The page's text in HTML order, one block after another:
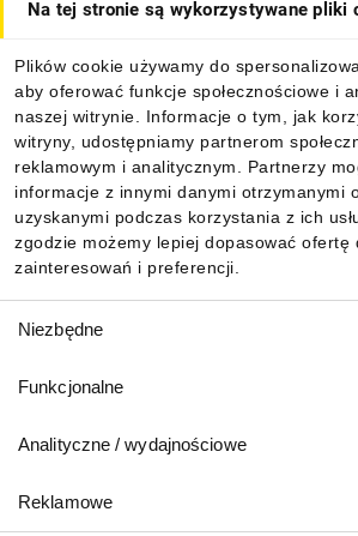
Na tej stronie są wykorzystywane pliki
Plików cookie używamy do
aby oferować funkcje społecznościowe i
naszej witrynie. Informacje o tym, jak
witryny, udostępniamy partnerom
reklamowym i analitycznym. Partnerzy
informacje z innymi danymi otrzymanymi
uzyskanymi podczas korzystania z ich
zgodzie możemy lepiej dopasować ofertę
zainteresowań i preferencji.
zgody
Niezbędne
Funkcjonalne
Analityczne / wydajnościowe
Reklamowe
Informacje
Pobierz naszą aplikację